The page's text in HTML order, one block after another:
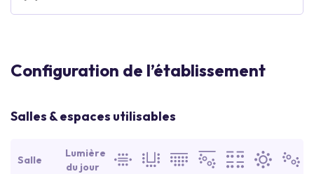
Configuration de l’établissement
Salles & espaces utilisables
Salle
Lumière
du jour